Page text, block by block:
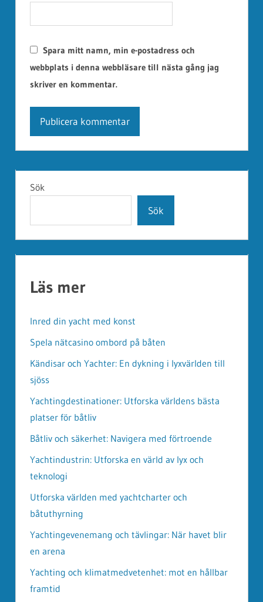
Spara mitt namn, min e-postadress och
webbplats i denna webbläsare till nästa gång jag
skriver en kommentar.
Alternative:
Sök
Sök
Läs mer
Inred din yacht med konst
Spela nätcasino ombord på båten
Kändisar och Yachter: En dykning i lyxvärlden till
sjöss
Yachtingdestinationer: Utforska världens bästa
platser för båtliv
Båtliv och säkerhet: Navigera med förtroende
Yachtindustrin: Utforska en värld av lyx och
teknologi
Utforska världen med yachtcharter och
båtuthyrning
Yachtingevenemang och tävlingar: När havet blir
en arena
Yachting och klimatmedvetenhet: mot en hållbar
framtid